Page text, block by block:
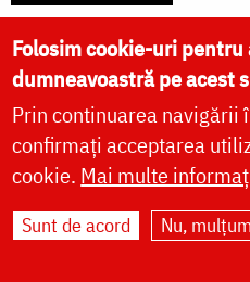
Ioan
Folosim cookie-uri
dumneavoastră pe acest
Prin continuarea navigării
confirmați acceptarea
cookie. Mai multe
Sunt de acord Nu,